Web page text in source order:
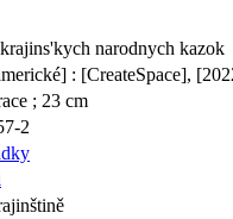
narodnych kazok
: [CreateSpace],
; 23 cm
2